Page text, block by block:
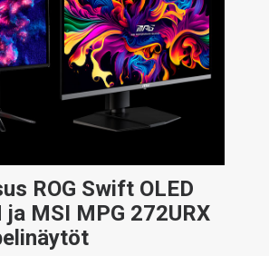
ROG Swift OLED
ja MSI MPG 272URX